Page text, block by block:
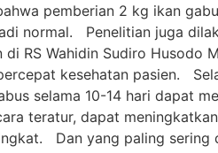
pemberian 2 kg ikan
normal. Penelitian juga
di RS Wahidin Sudiro Husodo
kesehatan pasien.
selama 10-14 hari dapat
teratur, dapat
Dan yang paling sering